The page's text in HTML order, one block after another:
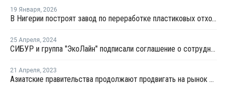
19 Января, 2026
В Нигерии построят завод по переработке пластиковых отходов в ПЭТ мощностью 100 тысяч тонн
25 Апреля, 2024
СИБУР и группа "ЭкоЛайн" подписали соглашение о сотрудничестве в Подмосковье
21 Апреля, 2023
Азиатские правительства продолжают продвигать на рынок вторичный пластик